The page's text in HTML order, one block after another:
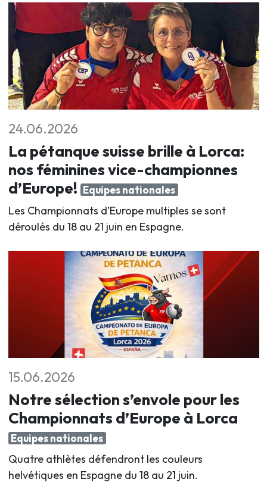
24.06.2026
La pétanque suisse brille à Lorca:
nos féminines vice-championnes
d’Europe! Equipes nationales
Les Championnats d’Europe multiples se sont
déroulés du 18 au 21 juin en Espagne.
15.06.2026
Notre sélection s’envole pour les
Championnats d’Europe à Lorca
Equipes nationales
Quatre athlètes défendront les couleurs
helvétiques en Espagne du 18 au 21 juin.